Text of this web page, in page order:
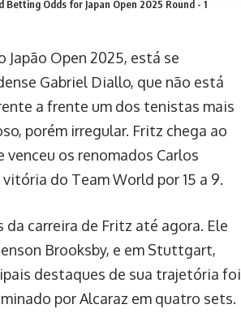
Odds for Japan Open 2025 Round - 1
Open 2025, está se
Gabriel Diallo, que não está
a frente um dos tenistas mais
porém irregular. Fritz chega ao
venceu os renomados Carlos
do Team World por 15 a 9.
carreira de Fritz até agora. Ele
Brooksby, e em Stuttgart,
destaques de sua trajetória foi
por Alcaraz em quatro sets.